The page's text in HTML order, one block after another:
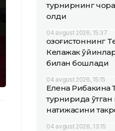
турнирнинг
олди
04 avgust 2026, 15:37
Қозоғистоннинг
Келажак
билан бошлади
04 avgust 2026, 15:15
Елена Рибакина
турнирида ўтган
натижасини
04 avgust 2026, 13:15